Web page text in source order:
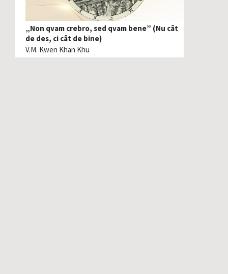
„Non qvam crebro, sed qvam bene” (Nu cât
de des, ci cât de bine)
V.M. Kwen Khan Khu